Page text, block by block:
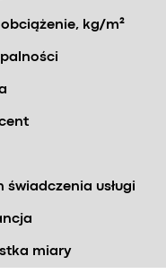
obciążenie, kg/m²
świadczenia usługi
miary